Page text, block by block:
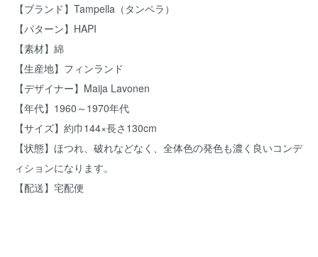
【ブランド】Tampella（タンペラ）
【パターン】HAPI
【素材】綿
【生産地】フィンランド
【デザイナー】Maija Lavonen
【年代】1960～1970年代
【サイズ】約巾144×長さ130cm
【状態】ほつれ、破れなどなく、全体色の発色も濃く良いコンデ
ィションになります。
【配送】宅配便